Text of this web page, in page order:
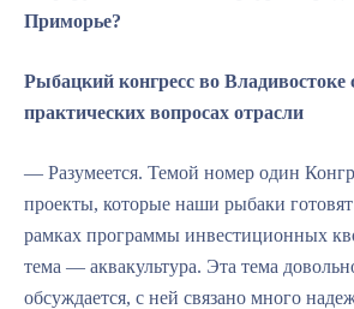
Приморье?
Рыбацкий конгресс во Владивостоке
практических вопросах отрасли
— Разумеется. Темой номер один
проекты, которые наши рыбаки
рамках программы инвестиционных
тема — аквакультура. Эта тема
обсуждается, с ней связано много